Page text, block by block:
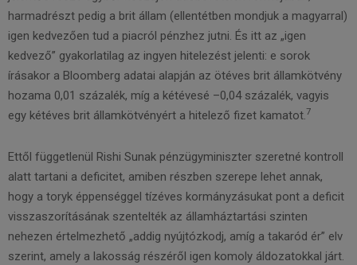
harmadrészt pedig a brit állam (ellentétben mondjuk a magyarral)
igen kedvezően tud a piacról pénzhez jutni. És itt az „igen
kedvező” gyakorlatilag az ingyen hitelezést jelenti: e sorok
írásakor a Bloomberg adatai alapján az ötéves brit államkötvény
hozama 0,01 százalék, míg a kétévesé –0,04 százalék, vagyis
egy kétéves brit államkötvényért a hitelező fizet kamatot.7
Ettől függetlenül Rishi Sunak pénzügyminiszter szeretné kontroll
alatt tartani a deficitet, amiben részben szerepe lehet annak,
hogy a toryk éppenséggel tízéves kormányzásukat pont a deficit
visszaszorításának szentelték az államháztartási szinten
nehezen értelmezhető „addig nyújtózkodj, amíg a takaród ér” elv
szerint, amely a lakosság részéről igen komoly áldozatokkal járt.